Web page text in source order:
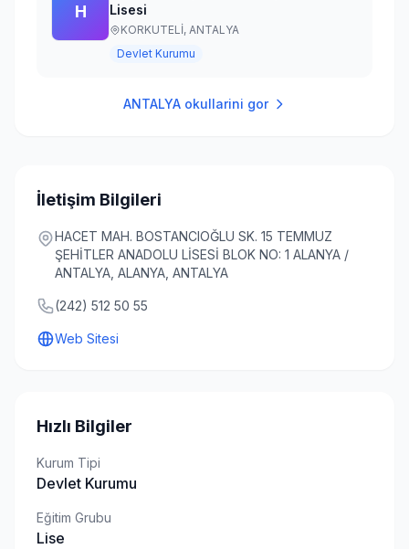
H
Lisesi
KORKUTELİ, ANTALYA
Devlet Kurumu
ANTALYAokullarini gor
İletişim Bilgileri
HACET MAH. BOSTANCIOĞLU SK. 15 TEMMUZ
ŞEHİTLER ANADOLU LİSESİ BLOK NO: 1 ALANYA /
ANTALYA, ALANYA, ANTALYA
(242) 512 50 55
Web Sitesi
Hızlı Bilgiler
Kurum Tipi
Devlet Kurumu
Eğitim Grubu
Lise